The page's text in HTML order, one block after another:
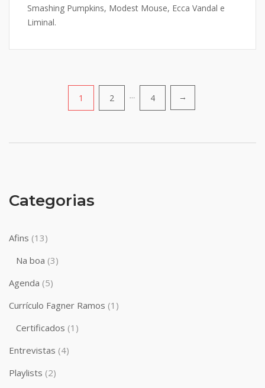
Smashing Pumpkins, Modest Mouse, Ecca Vandal e
Liminal.
Navegação
1 2 4 →
Categorias
Afins (13)
Na boa (3)
Agenda (5)
Currículo Fagner Ramos (1)
Certificados (1)
Entrevistas (4)
Playlists (2)